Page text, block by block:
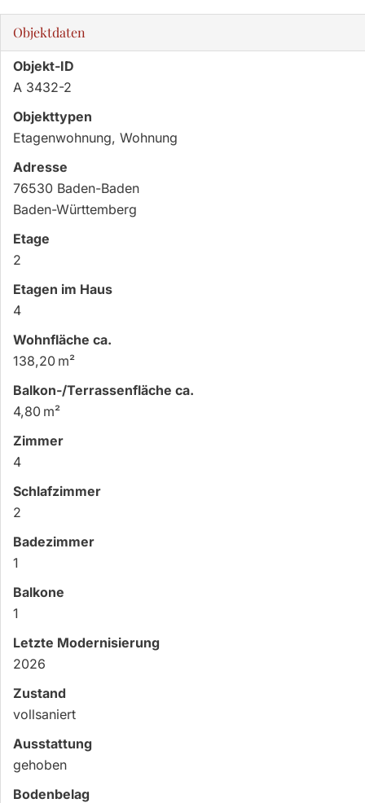
Objektdaten
Objekt-ID
A 3432-2
Objekttypen
Etagenwohnung, Wohnung
Adresse
76530 Baden-Baden
Baden-Württemberg
Etage
2
Etagen im Haus
4
Wohnfläche ca.
138,20 m²
Balkon-/Terrassen­fläche ca.
4,80 m²
Zimmer
4
Schlafzimmer
2
Badezimmer
1
Balkone
1
Letzte Modernisierung
2026
Zustand
vollsaniert
Ausstattung
gehoben
Bodenbelag